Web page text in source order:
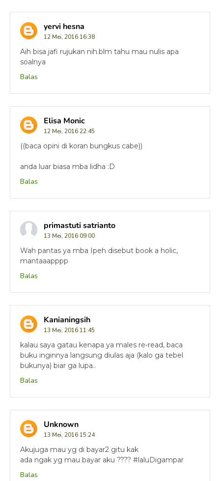
yervi hesna
12 Mei, 2016 16:38
Aih bisa jafi rujukan nih.blm tahu mau nulis apa
soalnya
Balas
Elisa Monic
12 Mei, 2016 22:45
((baca opini di koran bungkus cabe))
anda luar biasa mba lidha :D
Balas
primastuti satrianto
13 Mei, 2016 09:00
Wah pantas ya mba Ipeh disebut book a holic,
mantaaapppp
Balas
Kanianingsih
13 Mei, 2016 11:45
kalau saya gatau kenapa ya males re-read, baca
buku inginnya langsung diulas aja (kalo ga tebel
bukunya) biar ga lupa..
Balas
Unknown
13 Mei, 2016 15:24
Akujuga mau yg di bayar2 gitu kak
ada ngak yg mau bayar aku ???? #laluDigampar
Balas